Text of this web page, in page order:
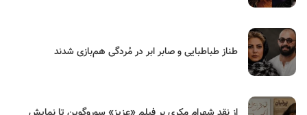
طناز طباطبایی و صابر ابر در مُردگی هم‌بازی شدند